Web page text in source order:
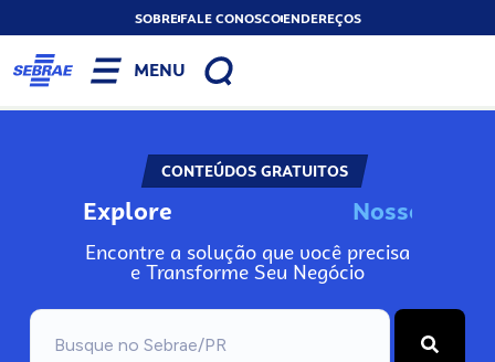
SOBREFALE CONOSCOENDEREÇOS
MENU
CONTEÚDOS GRATUITOS
Explore Nosso
Encontre a solução que você precisa
e Transforme Seu Negócio